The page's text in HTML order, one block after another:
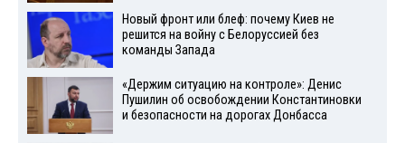
Новый фронт или блеф: почему Киев не
решится на войну с Белоруссией без
команды Запада
«Держим ситуацию на контроле»: Денис
Пушилин об освобождении Константиновки
и безопасности на дорогах Донбасса